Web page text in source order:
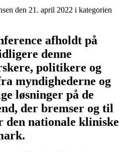
den 21. april 2022 i kategorien
afholdt på
denne
politikere og
myndighederne og
løsninger på de
der bremser og til
den nationale kliniske